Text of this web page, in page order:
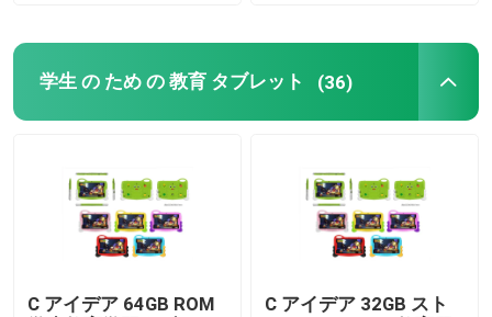
学生 の ため の 教育 タブレット (36)
C アイデア 64GB ROM
C アイデア 32GB スト